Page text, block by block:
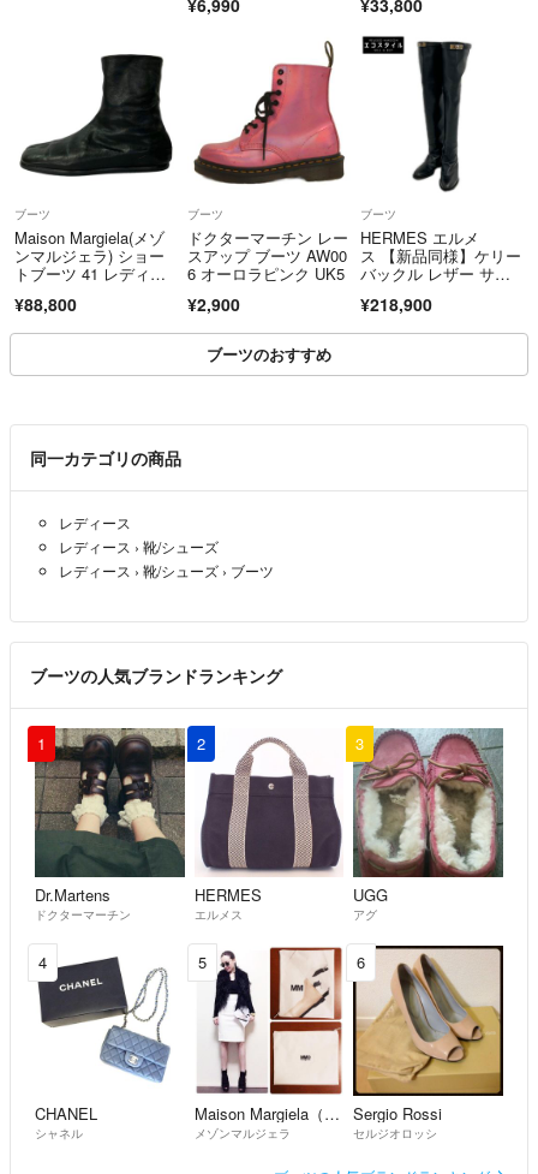
ー レディース グリー
ブーツ
Maison Margiela(メゾ
ンマルジェラ) ショー
トブーツ 41 レディー
¥88,800
ブーツ
ドクターマーチン レー
スアップ ブーツ AW00
6 オーロラピンク UK5
¥2,900
ブーツ
HERMES エルメ
ス 【新品同様】ケリー
バックル レザー サイ
¥218,900
ブーツのおすすめ
同一カテゴリの商品
レディース
レディース › 靴/シューズ
レディース › 靴/シューズ › ブーツ
ブーツの人気ブランドランキング
1
Dr.Martens
ドクターマーチン
2
HERMES
エルメス
3
UGG
アグ
4
CHANEL
シャネル
5
Maison Margiela（旧Maison Martin Margiela）
メゾンマルジェラ
6
Sergio Rossi
セルジオロッシ